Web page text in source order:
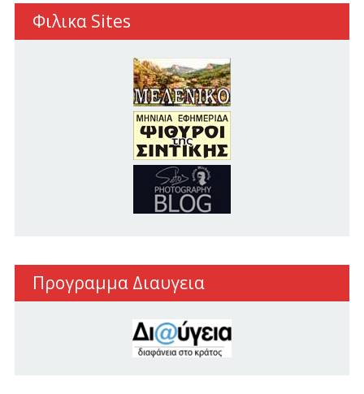
Φιλικα Sites
Προγραμμα Διαυγεια